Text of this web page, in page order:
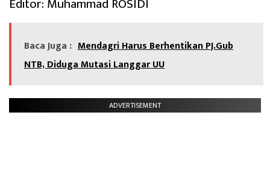
Baca Juga : Mendagri Harus Berhentikan PJ.Gub
NTB, Diduga Mutasi Langgar UU
ADVERTISEMENT